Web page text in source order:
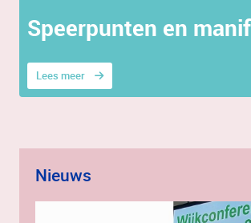
Speerpunten en
Lees meer
Nieuws